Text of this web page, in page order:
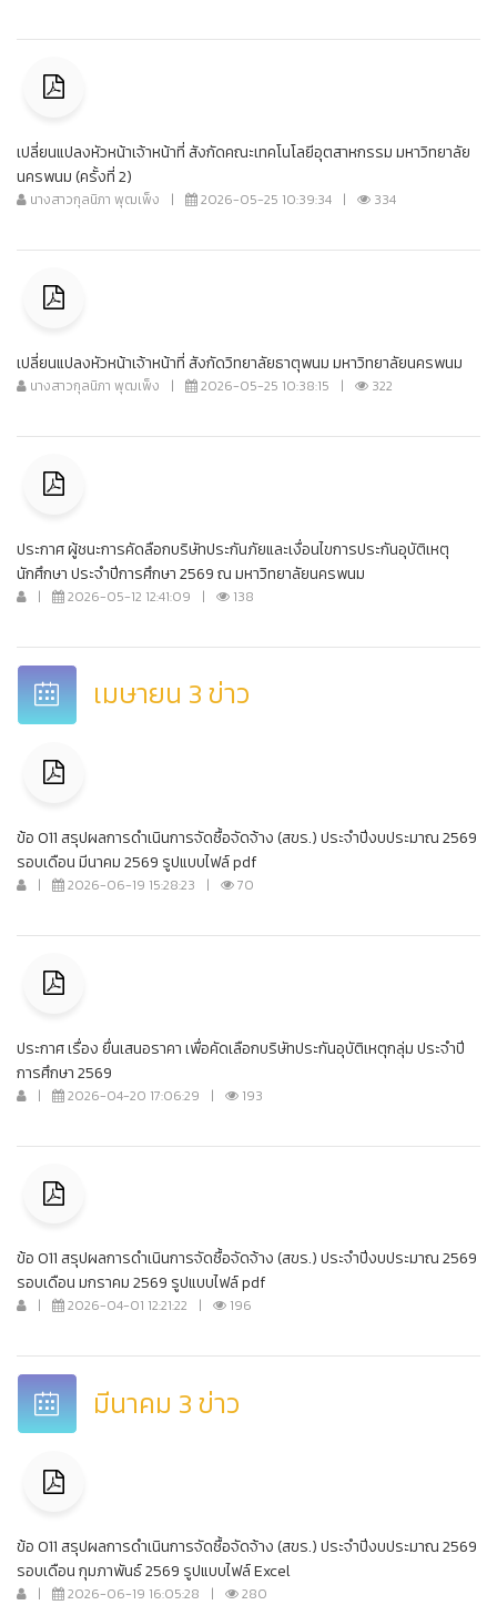
เปลี่ยนแปลงหัวหน้าเจ้าหน้าที่ สังกัดคณะเทคโนโลยีอุตสาหกรรม มหาวิทยาลัย
นครพนม (ครั้งที่ 2)
นางสาวกุลนิภา พุฒเพ็ง | 2026-05-25 10:39:34 | 334
เปลี่ยนแปลงหัวหน้าเจ้าหน้าที่ สังกัดวิทยาลัยธาตุพนม มหาวิทยาลัยนครพนม
นางสาวกุลนิภา พุฒเพ็ง | 2026-05-25 10:38:15 | 322
ประกาศ ผู้ชนะการคัดลือกบริษัทประกันภัยและเงื่อนไขการประกันอุบัติเหตุ
นักศึกษา ประจำปีการศึกษา 2569 ณ มหาวิทยาลัยนครพนม
| 2026-05-12 12:41:09 | 138
เมษายน 3 ข่าว
ข้อ O11 สรุปผลการดำเนินการจัดซื้อจัดจ้าง (สขร.) ประจำปีงบประมาณ 2569
รอบเดือน มีนาคม 2569 รูปแบบไฟล์ pdf
| 2026-06-19 15:28:23 | 70
ประกาศ เรื่อง ยื่นเสนอราคา เพื่อคัดเลือกบริษัทประกันอุบัติเหตุกลุ่ม ประจำปี
การศึกษา 2569
| 2026-04-20 17:06:29 | 193
ข้อ O11 สรุปผลการดำเนินการจัดซื้อจัดจ้าง (สขร.) ประจำปีงบประมาณ 2569
รอบเดือน มกราคม 2569 รูปแบบไฟล์ pdf
| 2026-04-01 12:21:22 | 196
มีนาคม 3 ข่าว
ข้อ O11 สรุปผลการดำเนินการจัดซื้อจัดจ้าง (สขร.) ประจำปีงบประมาณ 2569
รอบเดือน กุมภาพันธ์ 2569 รูปแบบไฟล์ Excel
| 2026-06-19 16:05:28 | 280